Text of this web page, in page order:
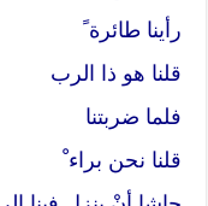
رأينا طائرة ً
قلنا هو ذا الرب
فلما ضربتنا
قلنا نحن براء ْ